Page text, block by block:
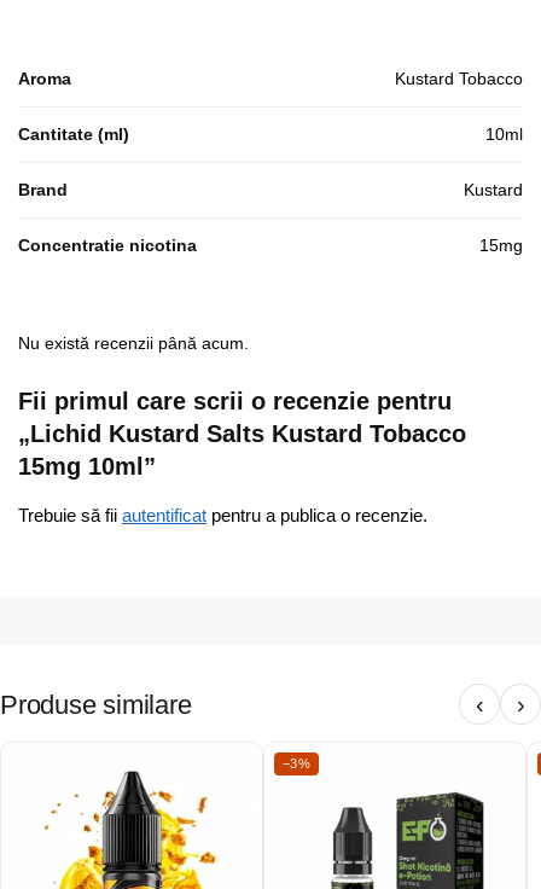
Aroma Kustard Tobacco
Cantitate (ml) 10ml
Brand Kustard
Concentratie nicotina 15mg
Nu există recenzii până acum.
Fii primul care scrii o recenzie pentru
„Lichid Kustard Salts Kustard Tobacco
15mg 10ml”
Trebuie să fii autentificat pentru a publica o recenzie.
Produse similare ‹ ›
−3%